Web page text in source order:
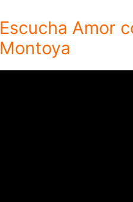
Escucha Amor
Montoya